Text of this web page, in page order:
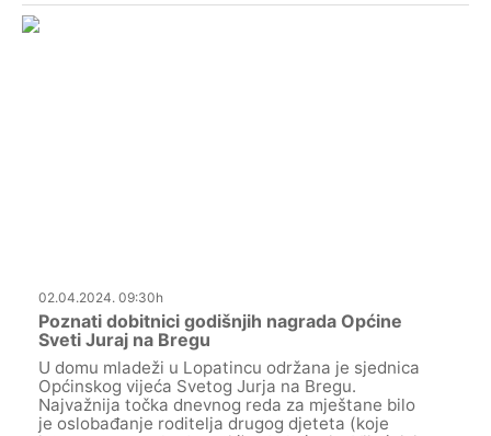
02.04.2024. 09:30h
Poznati dobitnici godišnjih nagrada Općine
Sveti Juraj na Bregu
U domu mladeži u Lopatincu održana je sjednica
Općinskog vijeća Svetog Jurja na Bregu.
Najvažnija točka dnevnog reda za mještane bilo
je oslobađanje roditelja drugog djeteta (koje